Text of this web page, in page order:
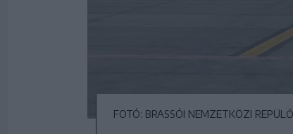
FOTÓ: BRASSÓI NEMZETKÖZI